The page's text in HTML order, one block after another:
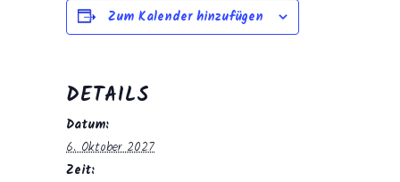
Zum Kalender hinzufügen
DETAILS
Datum:
6. Oktober 2027
Zeit: